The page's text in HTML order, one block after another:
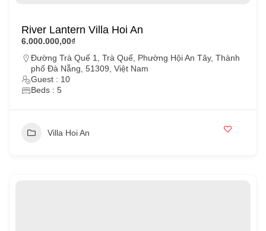
River Lantern Villa Hoi An
6.000.000,00₫
Đường Trà Quế 1, Trà Quế, Phường Hội An Tây, Thành
phố Đà Nẵng, 51309, Việt Nam
Guest : 10
Beds : 5
Villa Hoi An